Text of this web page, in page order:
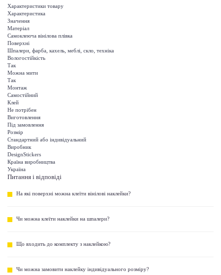
Характеристики товару
Характеристика
Значення
Матеріал
Самоклеюча вінілова плівка
Поверхні
Шпалери, фарба, кахель, меблі, скло, техніка
Вологостійкість
Так
Можна мити
Так
Монтаж
Самостійний
Клей
Не потрібен
Виготовлення
Під замовлення
Розмір
Стандартний або індивідуальний
Виробник
DesignStickers
Країна виробництва
Україна
Питання і відповіді
На які поверхні можна клеїти вінілові наклейки?
Чи можна клеїти наклейки на шпалери?
Що входить до комплекту з наклейкою?
Чи можна замовити наклейку індивідуального розміру?